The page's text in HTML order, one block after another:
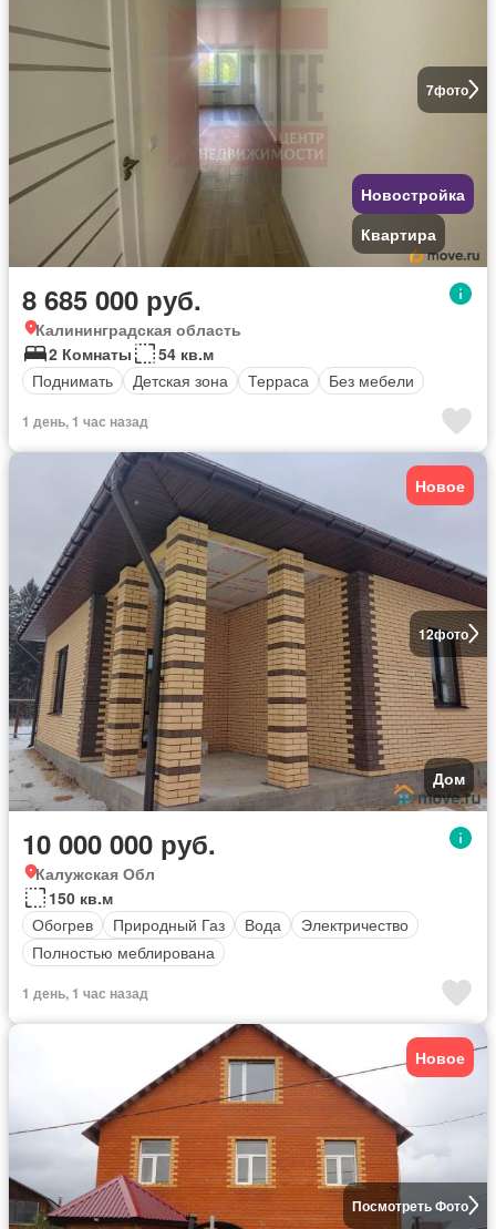
7фото
Новостройка
Квартира
8 685 000 руб.
Калининградская область
2 Комнаты
54 кв.м
Поднимать
Детская зона Терраса Без мебели
1 день, 1 час назад
12фото
Новое
Дом
10 000 000 руб.
Калужская Обл
150 кв.м
Обогрев
Природный Газ Вода
Электричество
Полностью меблирована
1 день, 1 час назад
Посмотреть Фото
Новое